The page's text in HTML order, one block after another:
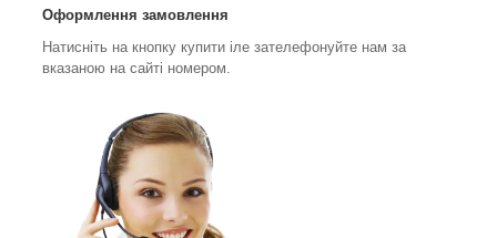
Оформлення замовлення
Натисніть на кнопку купити іле зателефонуйте нам за
вказаною на сайті номером.